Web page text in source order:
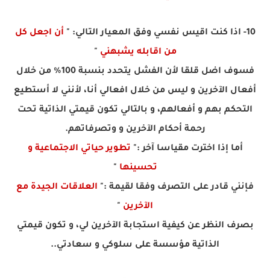
10- اذا كنت اقيس نفسي وفق المعيار التالي: "
أن اجعل كل
من اقابله يشبهني "
فسوف اضل قلقا لأن الفشل يتحدد بنسبة 100% من خلال
أفعال الآخرين و ليس من خلال افعالي أنا، لأنني لا أستطيع
التحكم بهم و أفعالهم، و بالتالي تكون قيمتي الذاتية تحت
رحمة أحكام الآخرين و وتصرفاتهم.
أما إذا اخترت مقياسا آخر :" تطوير حياتي الاجتماعية و
تحسينها "
فإنني قادر على التصرف وفقا لقيمة :" العلاقات الجيدة مع
الآخرين "
بصرف النظر عن كيفية استجابة الآخرين لي، و تكون قيمتي
الذاتية مؤسسة على سلوكي و سعادتي..